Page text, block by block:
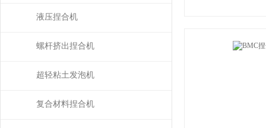
液压捏合机
螺杆挤出捏合机
超轻粘土发泡机
复合材料捏合机